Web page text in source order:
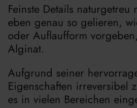
Feinste Details
eben genau so gelieren,
oder Auflaufform
Alginat.
Aufgrund seiner
Eigenschaften irreversibel
es in vielen Bereichen